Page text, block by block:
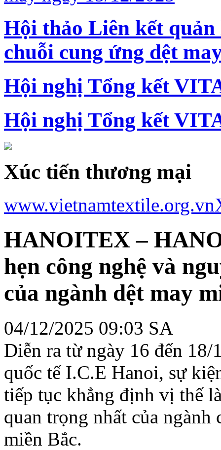
Hội thảo Liên kết
chuỗi cung ứng dệt
Hội nghị Tổng kết
Hội nghị Tổng kết
Xúc tiến thương mại
www.vietnamtextile.org.vn
HANOITEX –
hẹn công nghệ và
của ngành dệt may
04/12/2025 09:03 SA
Diễn ra từ ngày 16 đến
quốc tế I.C.E Hanoi, sự
tiếp tục khẳng định vị thế
quan trọng nhất của
miền Bắc.